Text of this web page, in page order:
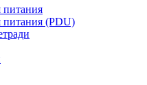
питания
питания (PDU)